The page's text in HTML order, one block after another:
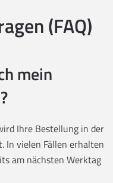
(FAQ)
mein
Ihre Bestellung in der
In vielen Fällen erhalten
am nächsten Werktag